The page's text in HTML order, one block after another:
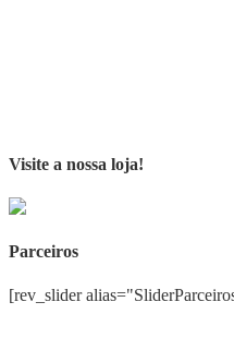
Visite a nossa loja!
Parceiros
[rev_slider